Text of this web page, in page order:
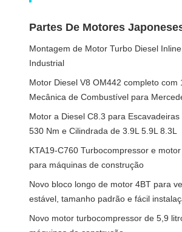
Partes De Motores
Montagem de Motor Turbo Diesel
Industrial
Motor Diesel V8 OM442 completo
Mecânica de Combustível para
Motor a Diesel C8.3 para
530 Nm e Cilindrada de 3.9L 5.9L 8.3L
KTA19-C760 Turbocompressor e
para máquinas de construção
Novo bloco longo de motor 4BT para
estável, tamanho padrão e fácil
Novo motor turbocompressor de 5,9